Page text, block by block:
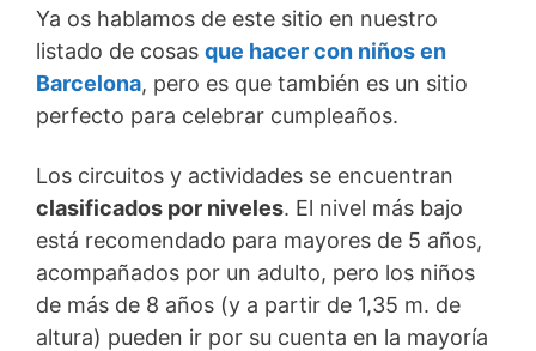
Ya os hablamos de este sitio en nuestro
listado de cosas que hacer con niños en
Barcelona, pero es que también es un sitio
perfecto para celebrar cumpleaños.
Los circuitos y actividades se encuentran
clasificados por niveles. El nivel más bajo
está recomendado para mayores de 5 años,
acompañados por un adulto, pero los niños
de más de 8 años (y a partir de 1,35 m. de
altura) pueden ir por su cuenta en la mayoría